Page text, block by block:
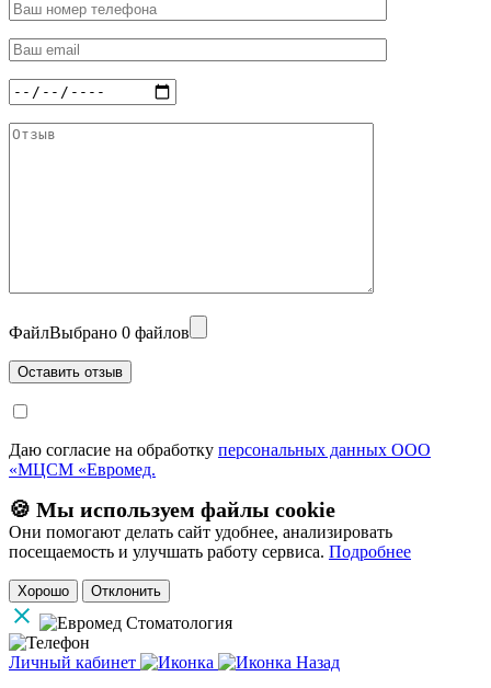
ФайлВыбрано 0 файлов
Даю согласие на обработку персональных данных ООО
«МЦСМ «Евромед.
🍪 Мы используем файлы cookie
Они помогают делать сайт удобнее, анализировать
посещаемость и улучшать работу сервиса. Подробнее
Хорошо Отклонить
Личный кабинет
Назад